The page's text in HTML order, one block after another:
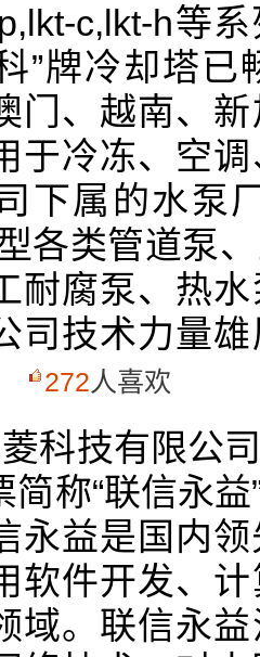
c,lkt-h等
”牌冷却塔
门、越南、
于冷冻、空
下属的水泵
各类管道泵
耐腐泵、热
司技术力量
272人喜欢
科技有限公
简称“联信永
永益是国内
软件开发、
域。联信永